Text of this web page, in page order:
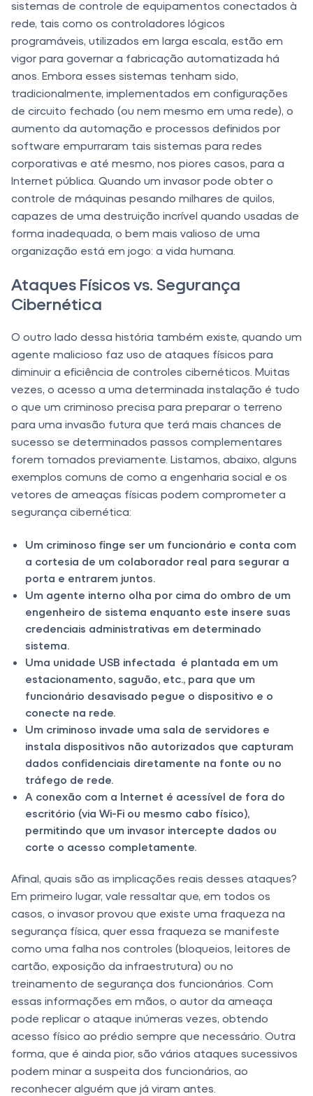
sistemas de controle de equipamentos conectados à
rede, tais como os controladores lógicos
programáveis, utilizados em larga escala, ​​estão em
vigor para governar a fabricação automatizada há
anos. Embora esses sistemas tenham sido,
tradicionalmente, implementados em configurações
de circuito fechado (ou nem mesmo em uma rede), o
aumento da automação e processos definidos por
software empurraram tais sistemas para redes
corporativas e até mesmo, nos piores casos, para a
Internet pública. Quando um invasor pode obter o
controle de máquinas pesando milhares de quilos,
capazes de uma destruição incrível quando usadas de
forma inadequada, o bem mais valioso de uma
organização está em jogo: a vida humana.
Ataques Físicos vs. Segurança
Cibernética
O outro lado dessa história também existe, quando um
agente malicioso faz uso de ataques físicos para
diminuir a eficiência de controles cibernéticos. Muitas
vezes, o acesso a uma determinada instalação é tudo
o que um criminoso precisa para preparar o terreno
para uma invasão futura que terá mais chances de
sucesso se determinados passos complementares
forem tomados previamente. Listamos, abaixo, alguns
exemplos comuns de como a engenharia social e os
vetores de ameaças físicas podem comprometer a
segurança cibernética:
Um criminoso finge ser um funcionário e conta com
a cortesia de um colaborador real para segurar a
porta e entrarem juntos.
Um agente interno olha por cima do ombro de um
engenheiro de sistema enquanto este insere suas
credenciais administrativas em determinado
sistema.
Uma unidade USB infectada é plantada em um
estacionamento, saguão, etc., para que um
funcionário desavisado pegue o dispositivo e o
conecte na rede.
Um criminoso invade uma sala de servidores e
instala dispositivos não autorizados que capturam
dados confidenciais diretamente na fonte ou no
tráfego de rede.
A conexão com a Internet é acessível de fora do
escritório (via Wi-Fi ou mesmo cabo físico),
permitindo que um invasor intercepte dados ou
corte o acesso completamente.
Afinal, quais são as implicações reais desses ataques?
Em primeiro lugar, vale ressaltar que, em todos os
casos, o invasor provou que existe uma fraqueza na
segurança física, quer essa fraqueza se manifeste
como uma falha nos controles (bloqueios, leitores de
cartão, exposição da infraestrutura) ou no
treinamento de segurança dos funcionários. Com
essas informações em mãos, o autor da ameaça
pode replicar o ataque inúmeras vezes, obtendo
acesso físico ao prédio sempre que necessário. Outra
forma, que é ainda pior, são vários ataques sucessivos
podem minar a suspeita dos funcionários, ao
reconhecer alguém que já viram antes.